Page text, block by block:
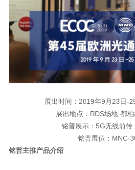
展出时间： 2019年9月23日-
展出地点： RDS场地·都
铭普展示： 5G无线前传
铭普展位：
铭普主推产品介绍